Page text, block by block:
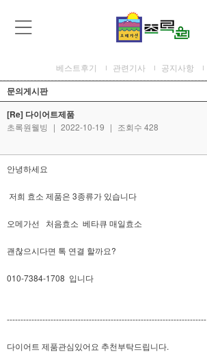
베스트후기 관련기사 공지사항
문의게시판
[Re] 다이어트제품
초록원웰빙 | 2022-10-19 | 조회수 428
안녕하세요
저희 효소 제품은 3종류가 있습니다
오메가선 처음효소 베타큐 매일효소
괜찮으시다면 톡 연결 할까요?
010-7384-1708 입니다
-------------------------------------------------------------------------
다이어트 제품관심있어요 추천부탁드립니다.